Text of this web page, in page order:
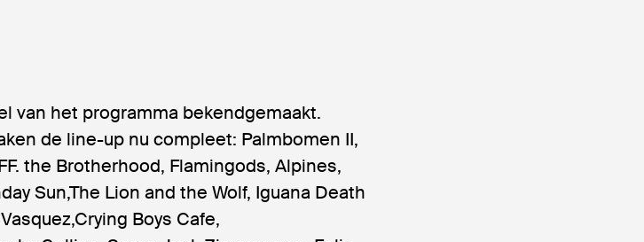
van het programma bekendgemaakt.
de line-up nu compleet: Palmbomen II,
the Brotherhood, Flamingods, Alpines,
Sun,The Lion and the Wolf, Iguana Death
Boys Cafe,